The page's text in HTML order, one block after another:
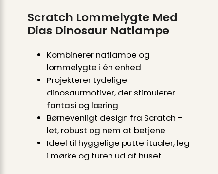
Scratch Lommelygte Med
Dias Dinosaur Natlampe
Kombinerer natlampe og
lommelygte i én enhed
Projekterer tydelige
dinosaurmotiver, der stimulerer
fantasi og læring
Børnevenligt design fra Scratch –
let, robust og nem at betjene
Ideel til hyggelige putteritualer, leg
i mørke og turen ud af huset